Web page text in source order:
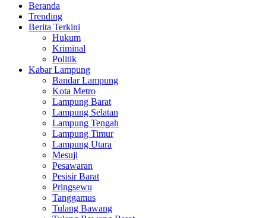
Beranda
Trending
Berita Terkini
Hukum
Kriminal
Politik
Kabar Lampung
Bandar Lampung
Kota Metro
Lampung Barat
Lampung Selatan
Lampung Tengah
Lampung Timur
Lampung Utara
Mesuji
Pesawaran
Pesisir Barat
Pringsewu
Tanggamus
Tulang Bawang